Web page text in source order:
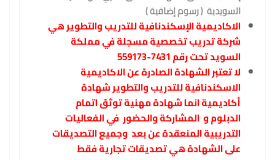
السويدية ( رسوم إضافية )
الاكاديمية الإسكندنافية للتدريب والتطوير هي
شركة تدريب تخصصية مسجلة في مملكة
السويد تحت رقم 7431-559173
لا تعتبر الشهادة الصادرة عن الاكاديمية
الاسكندنافية للتدريب والتطوير شهادة
أكاديمية انما شهادة مهنية توثق اتمام
الدبلوم و المشاركة والحضور في الفعاليات
التدريبية المنعقدة عن بعد وجميع التصديقات
على الشهادة هي تصديقات تجارية فقط